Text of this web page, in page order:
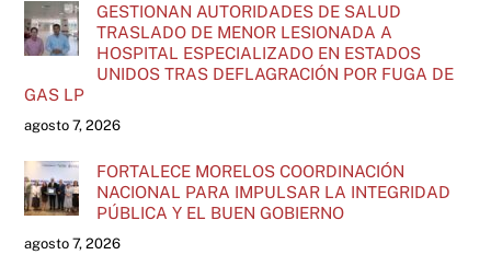
GESTIONAN AUTORIDADES DE SALUD
TRASLADO DE MENOR LESIONADA A
HOSPITAL ESPECIALIZADO EN ESTADOS
UNIDOS TRAS DEFLAGRACIÓN POR FUGA DE
GAS LP
agosto 7, 2026
FORTALECE MORELOS COORDINACIÓN
NACIONAL PARA IMPULSAR LA INTEGRIDAD
PÚBLICA Y EL BUEN GOBIERNO
agosto 7, 2026